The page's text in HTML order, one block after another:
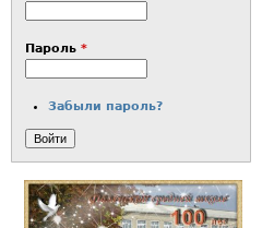
Пароль *
Забыли пароль?